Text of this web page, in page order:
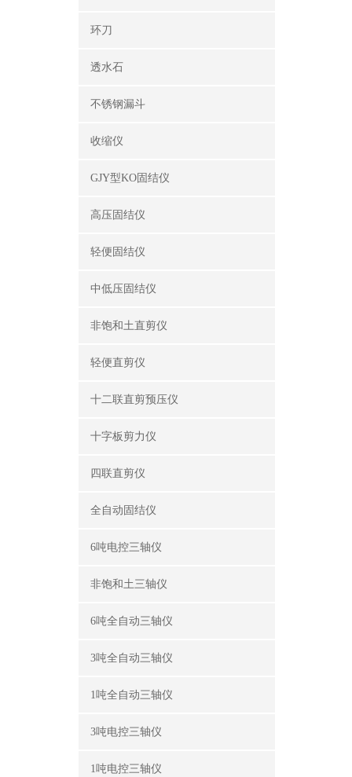
环刀
透水石
不锈钢漏斗
收缩仪
GJY型KO固结仪
高压固结仪
轻便固结仪
中低压固结仪
非饱和土直剪仪
轻便直剪仪
十二联直剪预压仪
十字板剪力仪
四联直剪仪
全自动固结仪
6吨电控三轴仪
非饱和土三轴仪
6吨全自动三轴仪
3吨全自动三轴仪
1吨全自动三轴仪
3吨电控三轴仪
1吨电控三轴仪